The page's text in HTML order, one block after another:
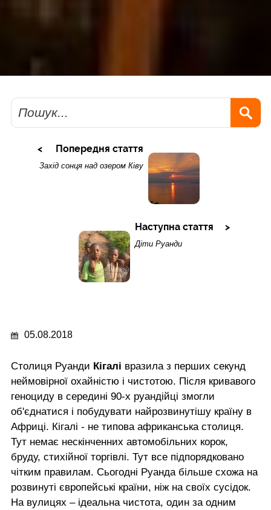
Пошук
Попередня стаття
Захід сонця над озером Ківу
Наступна стаття
Діти Руанди
05.08.2018
Столиця Руанди Кігалі вразила з перших секунд
неймовірної охайністю і чистотою. Після кривавого
геноциду в середині 90-х руандійці змогли
об'єднатися і побудувати найрозвинутішу країну в
Африці. Кігалі - не типова африканська столиця.
Тут немає нескінченних автомобільних корок,
бруду, стихійної торгівлі. Тут все підпорядковано
чітким правилам. Сьогодні Руанда більше схожа на
розвинуті європейські країни, ніж на своїх сусідок.
На вулицях – ідеальна чистота, один за одним